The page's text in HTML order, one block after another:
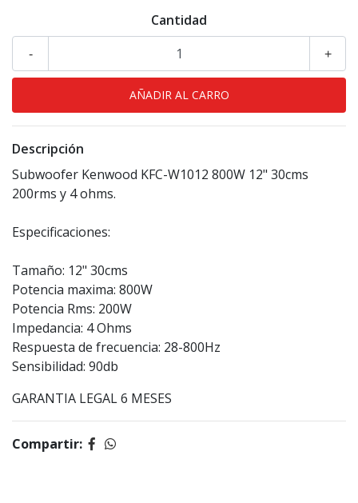
Cantidad
+
-
Descripción
Subwoofer Kenwood KFC-W1012 800W 12" 30cms
200rms y 4 ohms.
Especificaciones:
Tamaño: 12" 30cms
Potencia maxima: 800W
Potencia Rms: 200W
Impedancia: 4 Ohms
Respuesta de frecuencia: 28-800Hz
Sensibilidad: 90db
GARANTIA LEGAL 6 MESES
Compartir: